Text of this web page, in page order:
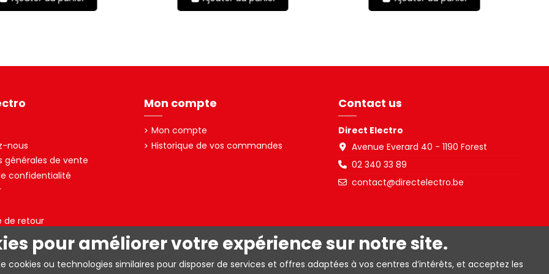
nous
générales de vente
confidentialité
de retour
Mon compte
Mon compte
Historique de vos commandes
Contact us
Direct Electro
Avenue Everard 40 - 1190 Forest
02 340 33 89
contact@directelectro.be
TVA: BE0403.153.576
pour améliorer votre expérience sur notre site.
cookies ou technologies similaires pour disposer de services et offres adaptées à vos centres d’intérêts, et acceptez les